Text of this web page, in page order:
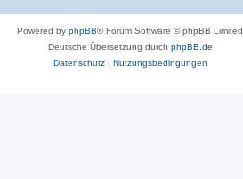
Powered by phpBB® Forum Software © phpBB Limited
Deutsche Übersetzung durch phpBB.de
Datenschutz| Nutzungsbedingungen